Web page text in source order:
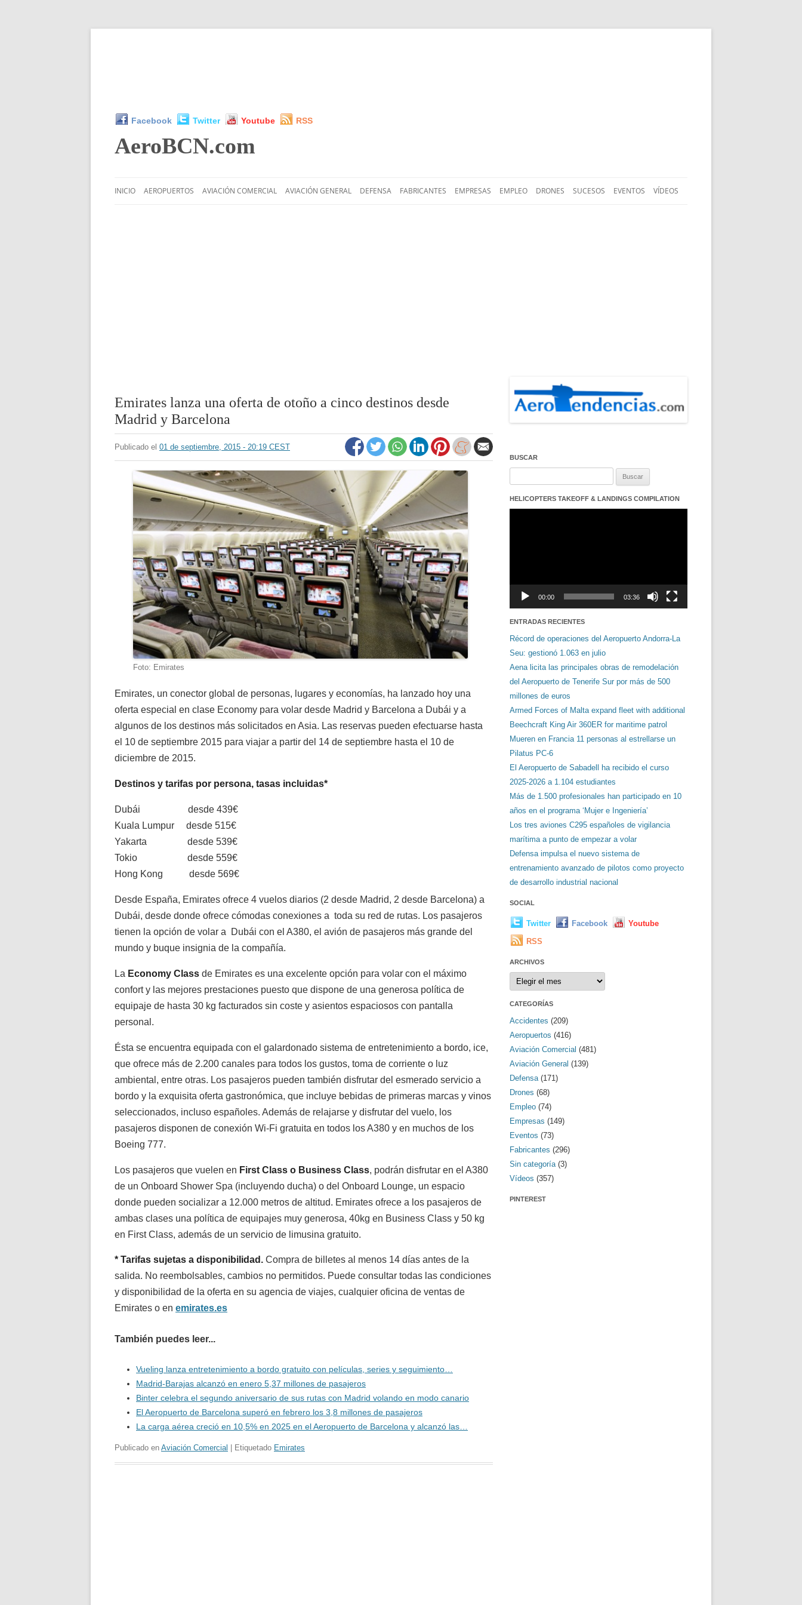
Facebook Twitter Youtube RSS
AeroBCN.com
al
INICIO AEROPUERTOS AVIACIÓN COMERCIAL AVIACIÓN GENERAL DEFENSA FABRICANTES EMPRESAS EMPLEO DRONES SUCESOS EVENTOS VÍDEOS
Emirates lanza una oferta de otoño a cinco destinos desde
Madrid y Barcelona
Publicado el 01 de septiembre, 2015 - 20:19 CEST
Foto: Emirates
Emirates, un conector global de personas, lugares y economías, ha lanzado hoy una
oferta especial en clase Economy para volar desde Madrid y Barcelona a Dubái y a
algunos de los destinos más solicitados en Asia. Las reservas pueden efectuarse hasta
el 10 de septiembre 2015 para viajar a partir del 14 de septiembre hasta el 10 de
diciembre de 2015.
Destinos y tarifas por persona, tasas incluidas*
Dubái desde 439€
Kuala Lumpur desde 515€
Yakarta desde 539€
Tokio desde 559€
Hong Kong desde 569€
Desde España, Emirates ofrece 4 vuelos diarios (2 desde Madrid, 2 desde Barcelona) a
Dubái, desde donde ofrece cómodas conexiones a toda su red de rutas. Los pasajeros
tienen la opción de volar a Dubái con el A380, el avión de pasajeros más grande del
mundo y buque insignia de la compañía.
La Economy Class de Emirates es una excelente opción para volar con el máximo
confort y las mejores prestaciones puesto que dispone de una generosa política de
equipaje de hasta 30 kg facturados sin coste y asientos espaciosos con pantalla
personal.
Ésta se encuentra equipada con el galardonado sistema de entretenimiento a bordo, ice,
que ofrece más de 2.200 canales para todos los gustos, toma de corriente o luz
ambiental, entre otras. Los pasajeros pueden también disfrutar del esmerado servicio a
bordo y la exquisita oferta gastronómica, que incluye bebidas de primeras marcas y vinos
seleccionados, incluso españoles. Además de relajarse y disfrutar del vuelo, los
pasajeros disponen de conexión Wi-Fi gratuita en todos los A380 y en muchos de los
Boeing 777.
Los pasajeros que vuelen en First Class o Business Class, podrán disfrutar en el A380
de un Onboard Shower Spa (incluyendo ducha) o del Onboard Lounge, un espacio
donde pueden socializar a 12.000 metros de altitud. Emirates ofrece a los pasajeros de
ambas clases una política de equipajes muy generosa, 40kg en Business Class y 50 kg
en First Class, además de un servicio de limusina gratuito.
* Tarifas sujetas a disponibilidad. Compra de billetes al menos 14 días antes de la
salida. No reembolsables, cambios no permitidos. Puede consultar todas las condiciones
y disponibilidad de la oferta en su agencia de viajes, cualquier oficina de ventas de
Emirates o en emirates.es
También puedes leer...
Vueling lanza entretenimiento a bordo gratuito con películas, series y seguimiento…
Madrid-Barajas alcanzó en enero 5,37 millones de pasajeros
Binter celebra el segundo aniversario de sus rutas con Madrid volando en modo canario
El Aeropuerto de Barcelona superó en febrero los 3,8 millones de pasajeros
La carga aérea creció en 10,5% en 2025 en el Aeropuerto de Barcelona y alcanzó las…
Publicado en Aviación Comercial | Etiquetado Emirates
BUSCAR
HELICOPTERS TAKEOFF & LANDINGS COMPILATION
00:00 03:36
ENTRADAS RECIENTES
Récord de operaciones del Aeropuerto Andorra-La
Seu: gestionó 1.063 en julio
Aena licita las principales obras de remodelación
del Aeropuerto de Tenerife Sur por más de 500
millones de euros
Armed Forces of Malta expand fleet with additional
Beechcraft King Air 360ER for maritime patrol
Mueren en Francia 11 personas al estrellarse un
Pilatus PC-6
El Aeropuerto de Sabadell ha recibido el curso
2025-2026 a 1.104 estudiantes
Más de 1.500 profesionales han participado en 10
años en el programa ‘Mujer e Ingeniería’
Los tres aviones C295 españoles de vigilancia
marítima a punto de empezar a volar
Defensa impulsa el nuevo sistema de
entrenamiento avanzado de pilotos como proyecto
de desarrollo industrial nacional
SOCIAL
Twitter Facebook
Youtube
RSS
ARCHIVOS
Archivos
CATEGORÍAS
Accidentes (209)
Aeropuertos (416)
Aviación Comercial (481)
Aviación General (139)
Defensa(171)
Drones (68)
Empleo (74)
Empresas (149)
Eventos (73)
Fabricantes (296)
Sin categoría(3)
Vídeos (357)
PINTEREST